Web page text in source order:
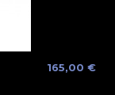
165,00 €